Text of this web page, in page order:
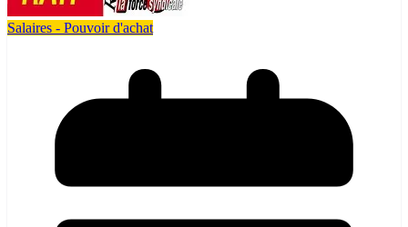
Salaires - Pouvoir d'achat